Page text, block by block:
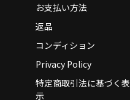
お支払い方法
返品
コンディション
Privacy Policy
特定商取引法に基づく表
示